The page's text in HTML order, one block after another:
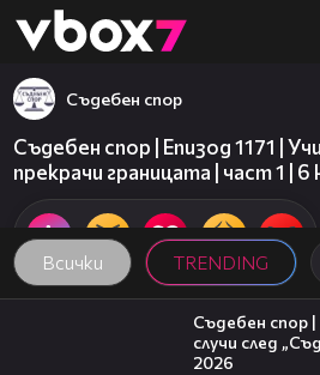
👾
Всички TRENDING
Съдебен спор
Съдебен спор | Епизод 1171 |
прекрачи границата | част 1 |
47:02
Съдебен спор |
случи след
2026